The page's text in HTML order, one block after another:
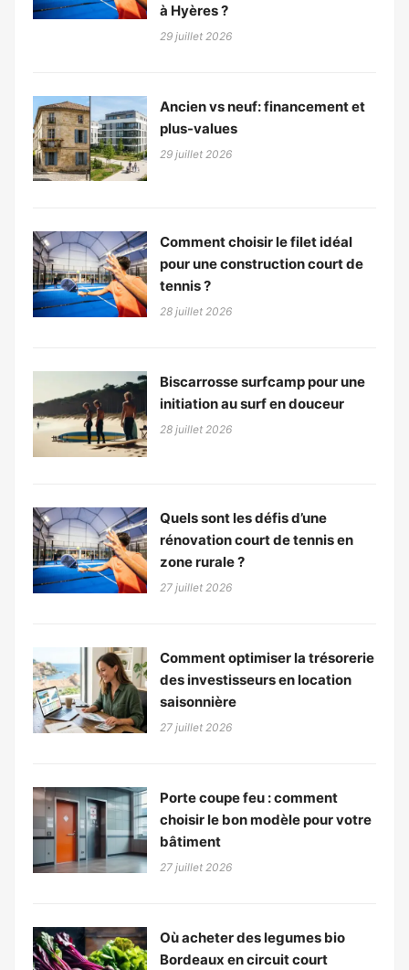
à Hyères ?
29 juillet 2026
Ancien vs neuf: financement et
plus-values
29 juillet 2026
Comment choisir le filet idéal
pour une construction court de
tennis ?
28 juillet 2026
Biscarrosse surfcamp pour une
initiation au surf en douceur
28 juillet 2026
Quels sont les défis d’une
rénovation court de tennis en
zone rurale ?
27 juillet 2026
Comment optimiser la trésorerie
des investisseurs en location
saisonnière
27 juillet 2026
Porte coupe feu : comment
choisir le bon modèle pour votre
bâtiment
27 juillet 2026
Où acheter des legumes bio
Bordeaux en circuit court